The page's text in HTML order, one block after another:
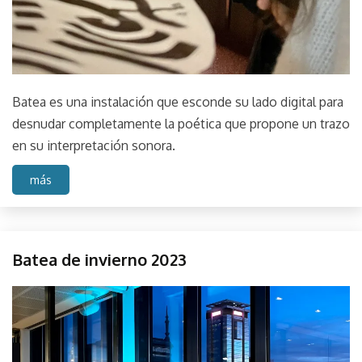
Batea es una instalación que esconde su lado digital para
desnudar completamente la poética que propone un trazo
en su interpretación sonora.
más
CCK
Cultural
Kirchner
Evento
Instalación
Batea de invierno 2023
agosto
29,
2023
parselis